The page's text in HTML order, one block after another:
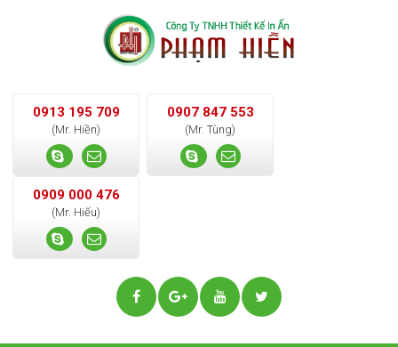
0913 195 709
(Mr. Hiền)
0907 847 553
(Mr. Tùng)
0909 000 476
(Mr. Hiếu)